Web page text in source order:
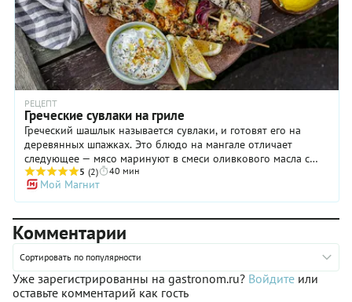
РЕЦЕПТ
Греческие сувлаки на гриле
Греческий шашлык называется сувлаки, и готовят его на
деревянных шпажках. Это блюдо на мангале отличает
следующее — мясо маринуют в смеси оливкового масла с
лимонным соком и пряностями, оно получается суховатым и
подается с соусом. Обычно для сувлаки на гриле выбирают
свинину, но мы предлагаем заменить ее на индейку и
разнообразить с помощью ассорти из халуми с овощами
(одновременно получится закрыть вопрос с гарниром).
Греческие сувлаки считаются фаст-фудом, так что на родине
к приготовленному на мангале мясу предложат питу. Но
ничто не мешает вам подать шашлык по-другому, например,
с рисом и салатом.
5 (2) 40 мин
Мой Магнит
Комментарии
Сортировать по популярности
Уже зарегистрированны на gastronom.ru? Войдите или
оставьте комментарий как гость